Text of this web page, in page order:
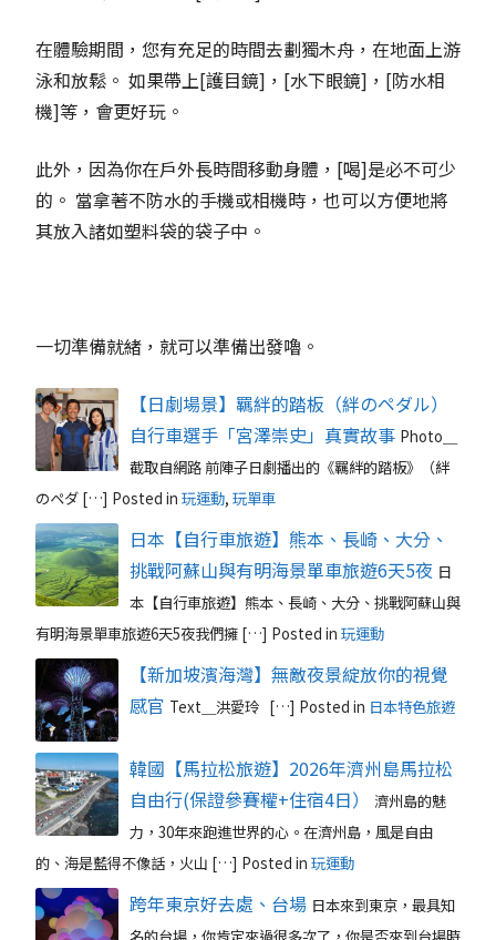
在體驗期間，您有充足的時間去劃獨木舟，在地面上游
泳和放鬆。 如果帶上[護目鏡]，[水下眼鏡]，[防水相
機]等，會更好玩。
此外，因為你在戶外長時間移動身體，[喝]是必不可少
的。 當拿著不防水的手機或相機時，也可以方便地將
其放入諸如塑料袋的袋子中。
一切準備就緒，就可以準備出發嚕。
【日劇場景】羈絆的踏板（絆のペダル）
自行車選手「宮澤崇史」真實故事 Photo＿
截取自網路 前陣子日劇播出的《羈絆的踏板》（絆
のペダ […] Posted in 玩運動, 玩單車
日本【自行車旅遊】熊本、長崎、大分、
挑戰阿蘇山與有明海景單車旅遊6天5夜 日
本【自行車旅遊】熊本、長崎、大分、挑戰阿蘇山與
有明海景單車旅遊6天5夜我們擁 […] Posted in 玩運動
【新加坡濱海灣】無敵夜景綻放你的視覺
感官 Text＿洪愛玲 […] Posted in 日本特色旅遊
韓國【馬拉松旅遊】2026年濟州島馬拉松
自由行(保證參賽權+住宿4日）
濟州島的魅
力，30年來跑進世界的心。在濟州島，風是自由
的、海是藍得不像話，火山 […] Posted in 玩運動
跨年東京好去處、台場 日本來到東京，最具知
名的台場，你肯定來過很多次了，你是否來到台場時